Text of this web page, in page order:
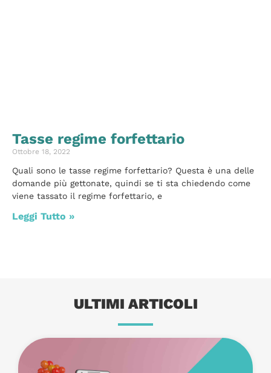
Tasse regime forfettario
Ottobre 18, 2022
Quali sono le tasse regime forfettario? Questa è una delle
domande più gettonate, quindi se ti sta chiedendo come
viene tassato il regime forfettario, e
Leggi Tutto »
ULTIMI ARTICOLI